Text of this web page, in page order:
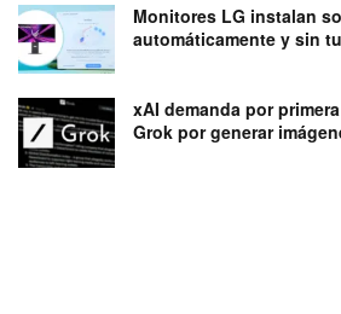
Monitores LG instalan
automáticamente y sin
xAI demanda por
Grok por generar